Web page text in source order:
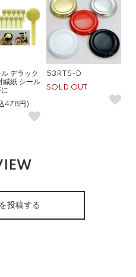
デラック
緘紙 シール
478円)
53RTS-D
SOLD OUT
投稿する